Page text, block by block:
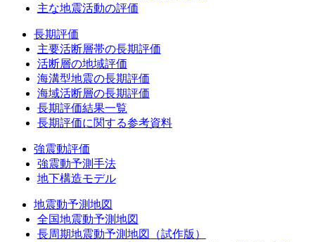
主な地震活動の評価
長期評価
主要活断層帯の長期評価
活断層の地域評価
海溝型地震の長期評価
海域活断層の長期評価
長期評価結果一覧
長期評価に関する参考資料
強震動評価
強震動予測手法
地下構造モデル
地震動予測地図
全国地震動予測地図
長周期地震動予測地図（試作版）